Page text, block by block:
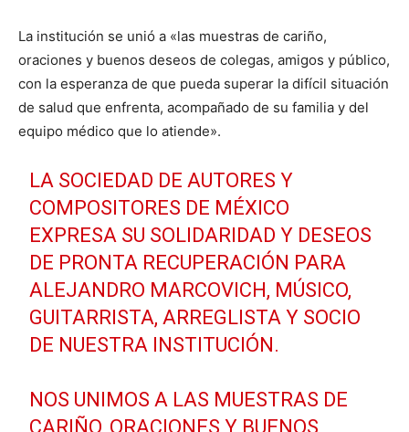
La institución se unió a «las muestras de cariño,
oraciones y buenos deseos de colegas, amigos y público,
con la esperanza de que pueda superar la difícil situación
de salud que enfrenta, acompañado de su familia y del
equipo médico que lo atiende».
LA SOCIEDAD DE AUTORES Y
COMPOSITORES DE MÉXICO
EXPRESA SU SOLIDARIDAD Y DESEOS
DE PRONTA RECUPERACIÓN PARA
ALEJANDRO MARCOVICH, MÚSICO,
GUITARRISTA, ARREGLISTA Y SOCIO
DE NUESTRA INSTITUCIÓN.
NOS UNIMOS A LAS MUESTRAS DE
CARIÑO, ORACIONES Y BUENOS